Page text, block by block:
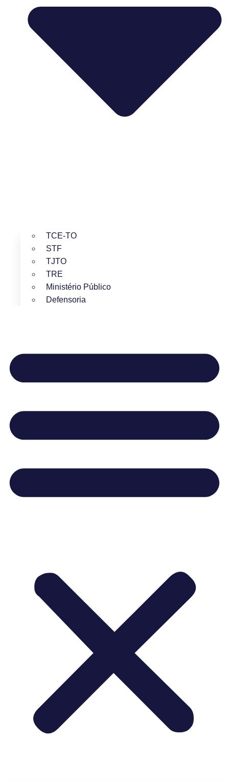
TCE-TO
STF
TJTO
TRE
Ministério Público
Defensoria